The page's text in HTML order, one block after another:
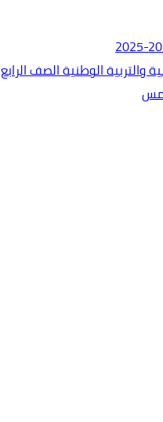
الوطنية الصف الرابع